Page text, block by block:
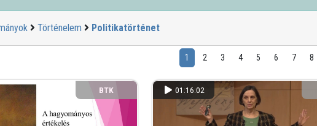
Történelem Politikatörténet
1 2 3 4 5 6 7 8
BTK 01:16:02